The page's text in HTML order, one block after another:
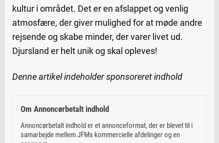
kultur i området. Det er en afslappet og venlig
atmosfære, der giver mulighed for at møde andre
rejsende og skabe minder, der varer livet ud.
Djursland er helt unik og skal opleves!
Denne artikel indeholder sponsoreret indhold
Om Annoncørbetalt indhold
Annoncørbetalt indhold er et annonceformat, der er blevet til i
samarbejde mellem JFMs kommercielle afdelinger og en